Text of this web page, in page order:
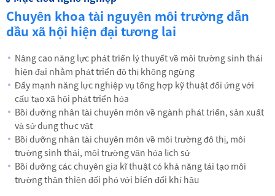
Chuyên khoa tài nguyên môi trường dẫn
dầu xã hội hiện đại tương lai
Nâng cao năng lực phát triển lý thuyết về môi trường sinh thái
hiện đại nhằm phát triển đô thị không ngừng
Đẩy mạnh năng lực nghiệp vụ tổng hợp kỹ thuật đối ứng với
cấu tạo xã hội phát triển hóa
Bồi dưỡng nhân tài chuyên môn về ngành phát triển, sản xuất
và sử dụng thực vật
Bồi dưỡng nhân tài chuyên môn về môi trường đô thị, môi
trường sinh thái, môi trường văn hóa lịch sử
Bồi dưỡng các chuyên gia kĩ thuật có khả năng tái tạo môi
trường thân thiện đối phó với biến đổi khí hậu